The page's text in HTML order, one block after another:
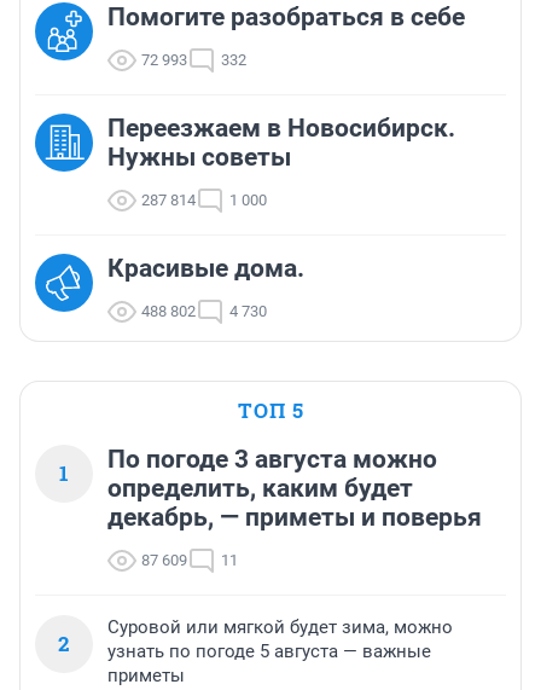
Помогите разобраться в себе
72 993 332
Переезжаем в Новосибирск.
Нужны советы
287 814 1 000
Красивые дома.
488 802 4 730
ТОП 5
1
По погоде 3 августа можно
определить, каким будет
декабрь, — приметы и поверья
87 609 11
2
Суровой или мягкой будет зима, можно
узнать по погоде 5 августа — важные
приметы